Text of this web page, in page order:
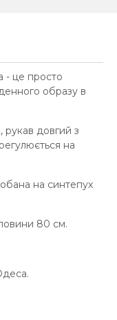
- це просто
образу в
рукав довгий з
на
на синтепух
80 см.